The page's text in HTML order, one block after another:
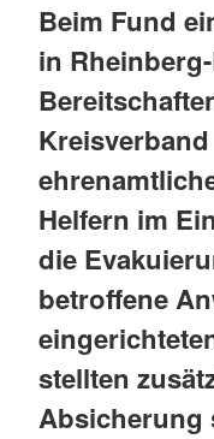
Beim Fund
in
Helfern im
die
betroffene
stellten
Absicherung